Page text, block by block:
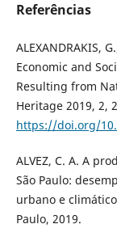
Referências
ALEXANDRAKIS,
Economic and
Resulting from
Heritage 2019, 2,
https://doi.org/
ALVEZ, C. A. A
São Paulo:
urbano e
Paulo, 2019.